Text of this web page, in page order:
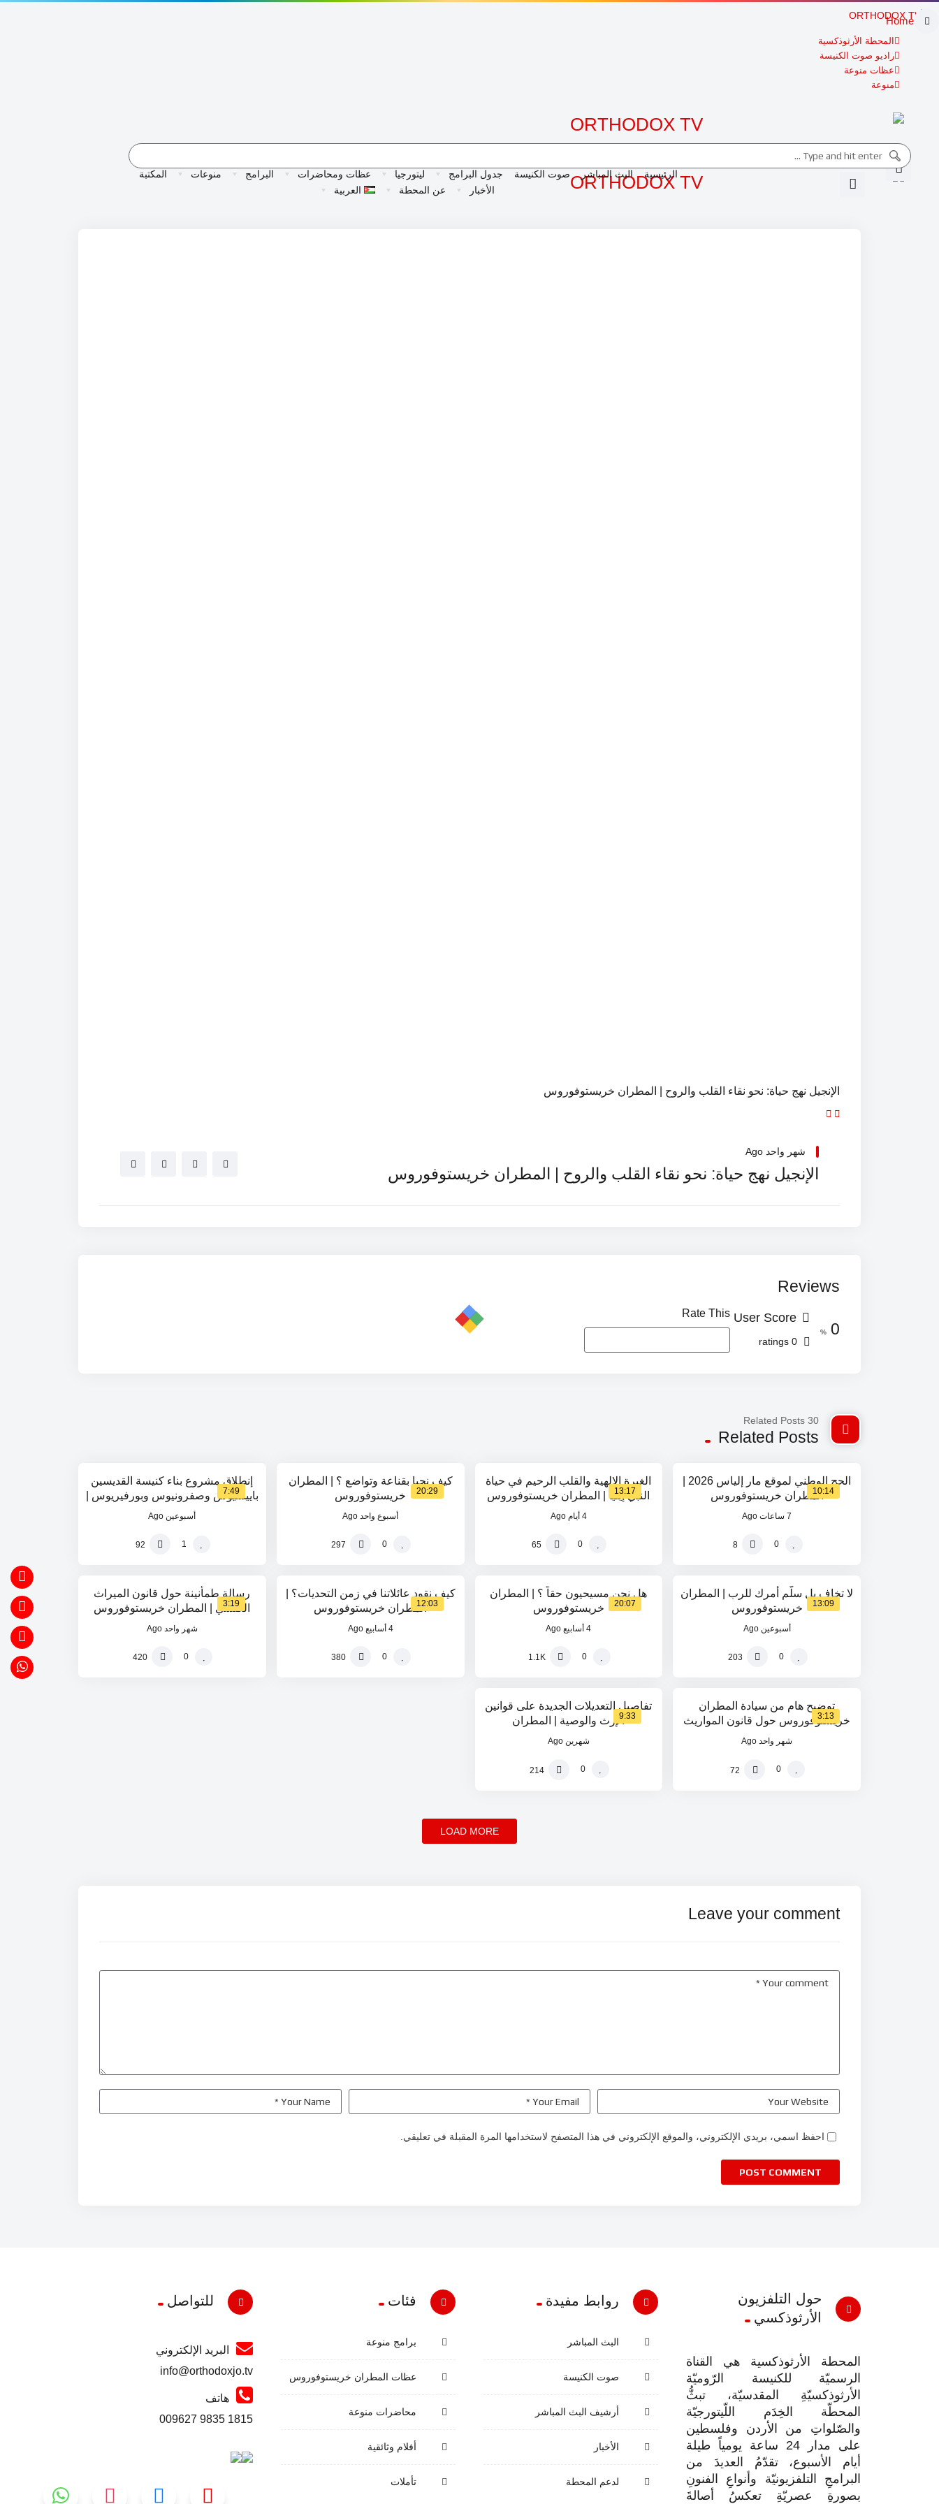
Home
المحطة الأرثوذكسية
راديو صوت الكنيسة
عظات منوعة
منوعة
الرئيسية البث المباشر صوت الكنيسة جدول البرامج ليتورجيا عظات ومحاضرات البرامج منوعات
المكتبة
الأخبار
عن المحطة العربية
الإنجيل نهج حياة: نحو نقاء القلب والروح | المطران خريستوفوروس
شهر واحد Ago
الإنجيل نهج حياة: نحو نقاء القلب والروح | المطران خريستوفوروس
Reviews
0
%
User Score
0 ratings
Rate This
30 Related Posts
Related Posts
10:14المطران خريستوفوروس
7 ساعات Ago
0
8
13:17
الغيرة الإلهية والقلب الرحيم في حياة
النبي إيليا | المطران خريستوفوروس
4 أيام Ago
0
65
20:29
كيف نحيا بقناعة وتواضع ؟ | المطران
خريستوفوروس
أسبوع واحد Ago
0
297
7:49
إنطلاق مشروع بناء كنيسة القديسين
باييسيوس وصفرونيوس وبورفيريوس |
المطران خريستوفوروس
أسبوعين Ago
1
92
13:09
لا تخاف بل سلّم أمرك للرب | المطران
خريستوفوروس
أسبوعين Ago
0
203
20:07
هل نحن مسيحيون حقاً ؟ | المطران
خريستوفوروس
4 أسابيع Ago
0
1.1K
12:03
كيف نقود عائلاتنا في زمن التحديات؟ |
المطران خريستوفوروس
4 أسابيع Ago
0
380
3:19
رسالة طمأنينة حول قانون الميراث
الكنسي | المطران خريستوفوروس
شهر واحد Ago
0
420
3:13
توضيح هام من سيادة المطران
خريستوفوروس حول قانون المواريث
الجديد ومبدأ المساواة بين الذكر والأنثى
شهر واحد Ago
0
72
9:33
تفاصيل التعديلات الجديدة على قوانين
الإرث والوصية | المطران
خريستوفوروس
شهرين Ago
0
214
LOAD MORE
Leave your comment
احفظ اسمي، بريدي الإلكتروني، والموقع الإلكتروني في هذا المتصفح لاستخدامها المرة المقبلة في تعليقي.
حول التلفزيون
الأرثوذكسي
المحطة الأرثوذكسية هي القناة
الرسميّة للكنيسة الرّوميّة
الأرثوذكسيّةِ المقدسيّة، تبثُّ
المحطّة الخِدَم اللّيتورجيّة
والصّلواتِ من الأردن وفلسطين
على مدار 24 ساعة يومياً طيلة
أيام الأسبوع، تقدّمُ العديدَ من
البرامجِ التلفزيونيّة وأنواعِ الفنونِ
بصورةِ عصريّةِ تعكسُ أصالةَ
روابط مفيدة
البث المباشر
صوت الكنيسة
أرشيف البث المباشر
الأخبار
لدعم المحطة
فئات
برامج منوعة
عظات المطران خريستوفوروس
محاضرات منوعة
أفلام وثائقية
تأملات
للتواصل
البريد الإلكتروني
info@orthodoxjo.tv
هاتف
1815 9835 009627